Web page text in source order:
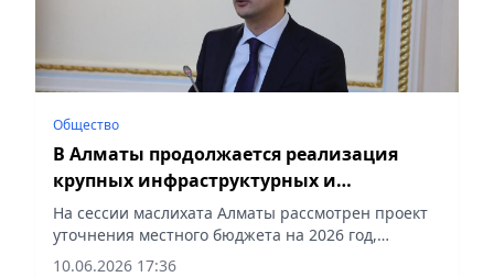
Общество
В Алматы продолжается реализация
крупных инфраструктурных и
социальных проектов
На сессии маслихата Алматы рассмотрен проект
уточнения местного бюджета на 2026 год,
сообщает vapress.kz.
10.06.2026 17:36